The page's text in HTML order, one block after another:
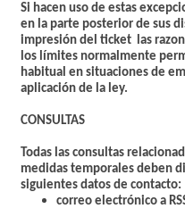
Si hacen uso de estas
en la parte posterior de sus
impresión del ticket
las
los límites normalmente
habitual en situaciones de
aplicación de la ley.
CONSULTAS
Todas las consultas
medidas temporales deben
siguientes datos de contacto:
correo electrónico a